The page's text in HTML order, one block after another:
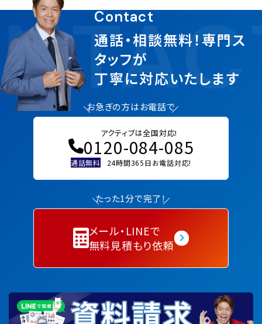
Contact
通話・相談無料！専門ス
タッフが
丁寧に対応いたします
お急ぎの方はお電話で
アクティブは全国対応!
0120-084-085
通話無料 24時間365日お電話対応!
たった1分で完了！
メール・LINEで
無料見積もり依頼